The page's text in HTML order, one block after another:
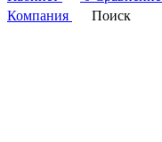
Компания
Поиск